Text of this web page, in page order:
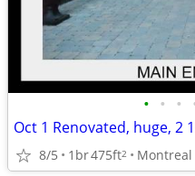
• • •
8/5 1br475ft2 Montreal